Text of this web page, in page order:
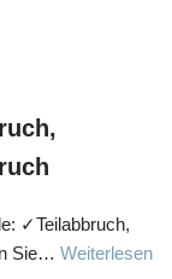
✓Teilabbruch,
Sie… Weiterlesen